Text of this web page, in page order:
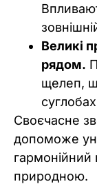
Великі
рядом.
щелеп,
Своєчасне
допоможе
гармонійний
природною.